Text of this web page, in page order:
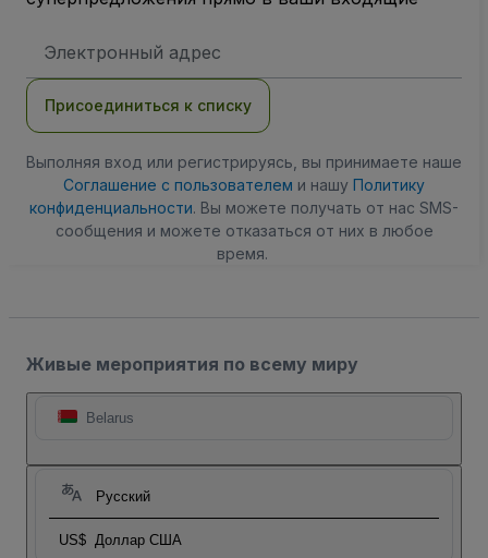
электронной
Присоединиться к списку
Выполняя вход или регистрируясь, вы принимаете наше
Соглашение с пользователем и нашу Политику
конфиденциальности. Вы можете получать от нас SMS-
сообщения и можете отказаться от них в любое
время.
Живые мероприятия по всему миру
Belarus
Русский
US$ Доллар США